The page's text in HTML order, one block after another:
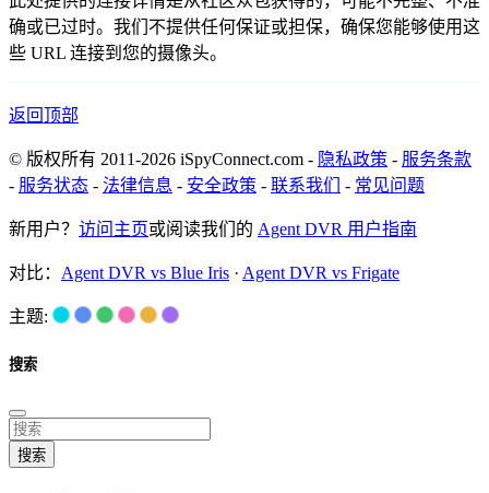
确或已过时。我们不提供任何保证或担保，确保您能够使用这
些 URL 连接到您的摄像头。
返回顶部
© 版权所有 2011-2026 iSpyConnect.com - 隐私政策 - 服务条款
- 服务状态 - 法律信息 - 安全政策 - 联系我们 - 常见问题
新用户？ 访问主页或阅读我们的 Agent DVR 用户指南
对比： Agent DVR vs Blue Iris · Agent DVR vs Frigate
主题:
搜索
搜索